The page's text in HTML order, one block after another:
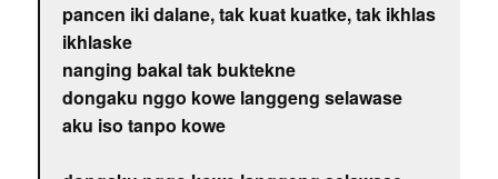
pancen iki dalane, tak kuat kuatke, tak ikhlas
ikhlaske
nanging bakal tak buktekne
dongaku nggo kowe langgeng selawase
aku iso tanpo kowe